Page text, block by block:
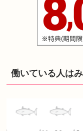
働いている人は